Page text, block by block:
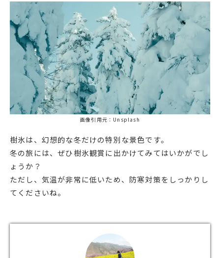
画像引用元：Unsplash
樹氷は、幻想的な冬だけの特別な景色です。
冬の旅には、ぜひ樹氷観賞に出かけてみてはいかがでし
ょうか？
ただし、気温が非常に低いため、防寒対策をしっかりし
てくださいね。